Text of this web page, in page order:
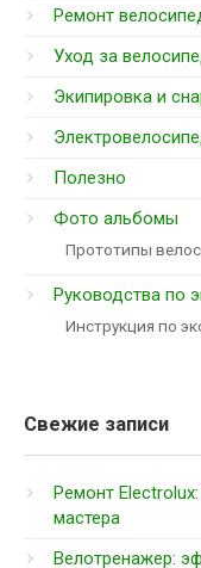
Ремонт
Уход за
Экипировка и
Полезно
Фото альбомы
Прототипы
Руководства по
Инструкция по
Свежие записи
Ремонт
мастера
Велотренажер: